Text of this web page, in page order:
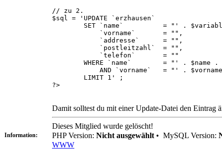
// zu 2.
$sql = 'UPDATE `erzhausen`
SET `name` = "' .
`vorname` = "",
`addresse` = "",
`postleitzahl` = "",
`telefon` = ""
WHERE `name` = "' . $name .
AND `vorname` = "' .
LIMIT 1' ;
?>
Damit solltest du mit einer Update-Datei den Eintrag
Dieses Mitglied wurde gelöscht!
Information: PHP Version: Nicht ausgewählt • MySQL Version:
WWW